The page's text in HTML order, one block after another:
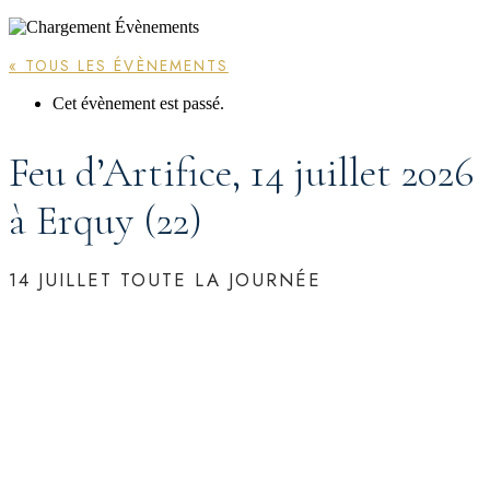
« TOUS LES ÉVÈNEMENTS
Cet évènement est passé.
Feu d’Artifice, 14 juillet 2026
à Erquy (22)
14 JUILLET TOUTE LA JOURNÉE